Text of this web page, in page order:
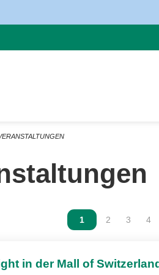
Vous êtes sur la
1 Vous êtes
2 Vous
3 4
in der Mall of